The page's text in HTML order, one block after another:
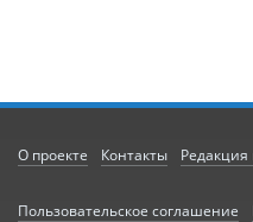
О проекте Контакты Редакция
Пользовательское соглашение